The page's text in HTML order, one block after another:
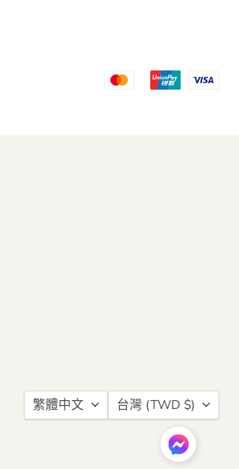
語
言
繁體中文 台灣 (TWD $)